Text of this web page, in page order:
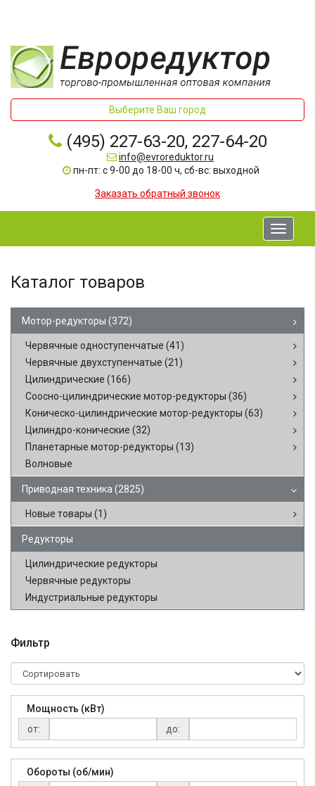
Выберите Ваш город
(495) 227-63-20, 227-64-20
info@evroreduktor.ru
пн-пт: с 9-00 до 18-00 ч, сб-вс: выходной
Заказать обратный звонок
Toggle
Каталог товаров
Мотор-редукторы (372)
Червячные одноступенчатые (41)
Червячные двухступенчатые (21)
Цилиндрические (166)
Соосно-цилиндрические мотор-редукторы (36)
Коническо-цилиндрические мотор-редукторы (63)
Цилиндро-конические (32)
Планетарные мотор-редукторы (13)
Волновые
Приводная техника (2825)
Новые товары (1)
Редукторы
Цилиндрические редукторы
Червячные редукторы
Индустриальные редукторы
Фильтр
Мощность (кВт)
от:
до:
Обороты (об/мин)